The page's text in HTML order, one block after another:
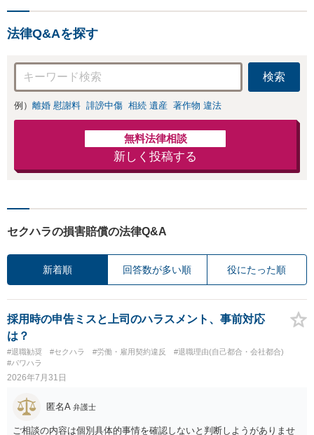
しい地域の皆さまも、
休日対応可】
法律Q&Aを探す
検索
例） 離婚 慰謝料 誹謗中傷 相続 遺産 著作物 違法
無料法律相談
新しく投稿する
セクハラの損害賠償の法律Q&A
新着順 回答数が多い順 役にたった順
採用時の申告ミスと上司のハラスメント、事前対応
は？
#退職勧奨 #セクハラ #労働・雇用契約違反
#退職理由(自己都合・会社都合)
#パワハラ
2026年7月31日
匿名A 弁護士
ご相談の内容は個別具体的事情を確認しないと判断しようがありませ